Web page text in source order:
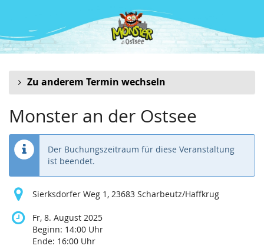
Inhalt
springen
Zu anderem Termin wechseln
Monster an der Ostsee
Der Buchungszeitraum für diese Veranstaltung
ist beendet.
Sierksdorfer Weg 1, 23683 Scharbeutz/Haffkrug
Fr, 8. August 2025
Beginn: 14:00 Uhr
Ende: 16:00 Uhr